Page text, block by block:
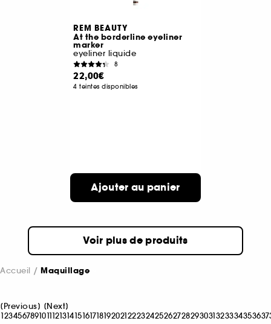
REM BEAUTY
At the borderline eyeliner
marker
eyeliner liquide
8
22,00€
4 teintes disponibles
Ajouter au panier
Voir plus de produits
Accueil Maquillage
[Previous] [Next]
12345678910111213141516171819202122232425262728293031323334353637